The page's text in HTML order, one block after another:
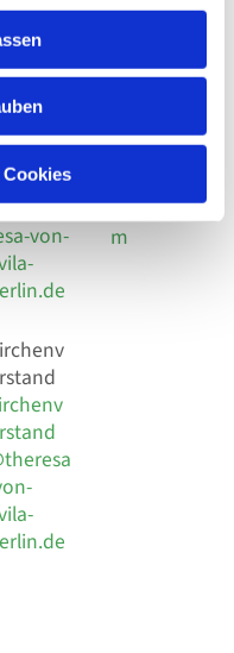
30
64 28
+49
924 54
von-
utz
Social
Impressu
m